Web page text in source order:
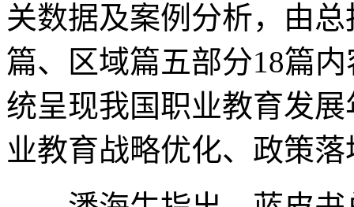
关数据及案例分析，由
篇、区域篇五部分18篇
统呈现我国职业教育发
业教育战略优化、政策